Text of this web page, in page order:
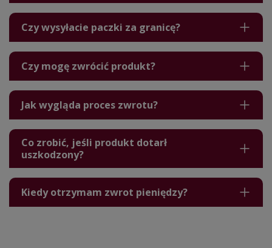
Czy wysyłacie paczki za granicę?
Czy mogę zwrócić produkt?
Jak wygląda proces zwrotu?
Co zrobić, jeśli produkt dotarł
uszkodzony?
Kiedy otrzymam zwrot pieniędzy?